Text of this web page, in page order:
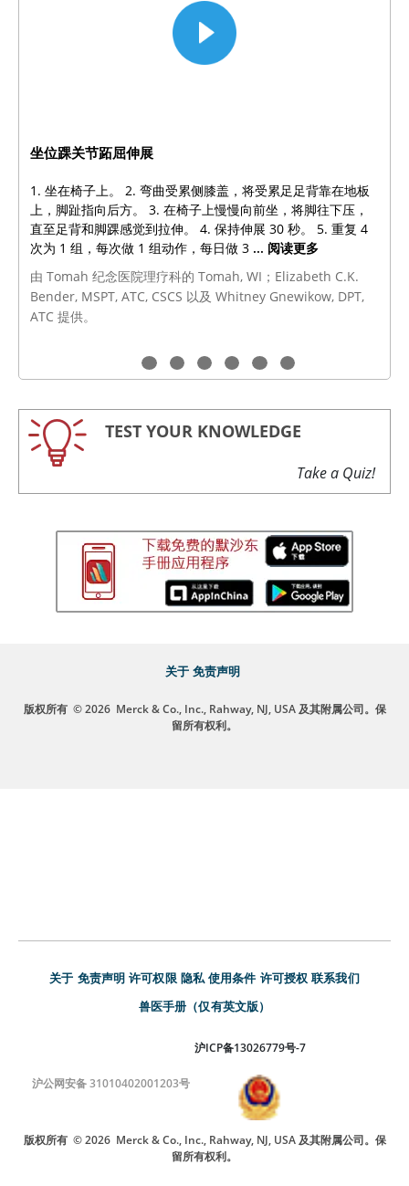
坐位踝关节跖屈伸展
1. 坐在椅子上。
2. 弯曲受累侧膝盖，将受累足足背靠在地板
上，脚趾指向后方。
3. 在椅子上慢慢向前坐，将脚往下压，
直至足背和脚踝感觉到拉伸。
4. 保持伸展 30 秒。
5. 重复 4
次为 1 组，每次做 1 组动作，每日做 3 ... 阅读更多
由 Tomah 纪念医院理疗科的 Tomah, WI；Elizabeth C.K.
Bender, MSPT, ATC, CSCS 以及 Whitney Gnewikow, DPT,
ATC 提供。
TEST YOUR KNOWLEDGE
Take a Quiz!
关于 免责声明
版权所有 © 2026 Merck & Co., Inc., Rahway, NJ, USA 及其附属公司。保
留所有权利。
关于 免责声明 许可权限 隐私 使用条件 许可授权 联系我们
兽医手册（仅有英文版）
沪ICP备13026779号-7
沪公网安备 31010402001203号
版权所有 © 2026 Merck & Co., Inc., Rahway, NJ, USA 及其附属公司。保
留所有权利。